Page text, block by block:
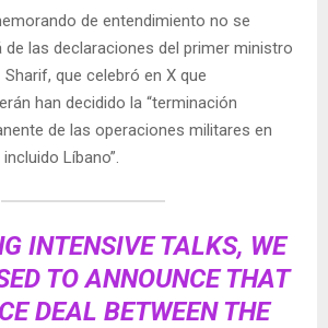
de entendimiento no se
las declaraciones del primer ministro
que celebró en X que
han decidido la “terminación
de las operaciones militares en
Líbano”.
INTENSIVE TALKS, WE
TO ANNOUNCE THAT
DEAL BETWEEN THE